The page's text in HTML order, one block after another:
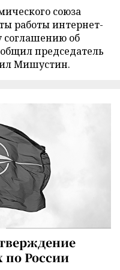
союза
работы интернет-
соглашению об
председатель
Мишустин.
по России